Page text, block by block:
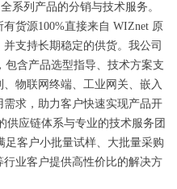
系列产品的分销与技术服务。
货源100%直接来自 WIZnet 原
支持长期稳定的供货。我公司
包含产品选型指导、技术方案支
物联网终端、工业网关、嵌入
求，助力客户快速实现产品开
供应链体系与专业的技术服务团
足客户小批量试样、大批量采购
业客户提供高性价比的解决方